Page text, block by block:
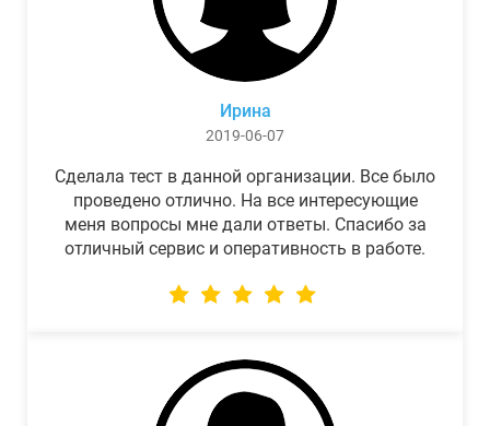
Ирина
2019-06-07
Сделала тест в данной организации. Все было
проведено отлично. На все интересующие
меня вопросы мне дали ответы. Спасибо за
отличный сервис и оперативность в работе.